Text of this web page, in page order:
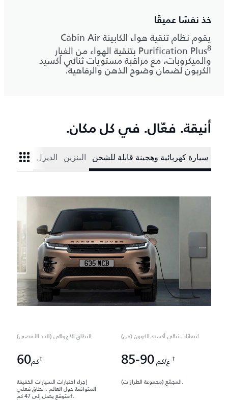
خذ نفسًا عميقًا
يقوم نظام تنقية هواء الكابينة Cabin Air
Purification Plus8 بتنقية الهواء من الغبار
والميكروبات، مع مراقبة مستويات ثنائي أكسيد
الكربون لضمان وضوح الذهن والرفاهية.
أنيقة. فعّال. في كل مكان.
سيارة كهربائية وهجينة قابلة للشحن البنزين الديزل
النطاق الكهربائي (الحد الأقصى)
60كم†
إجراء اختبارات السيارات الخفيفة
المتوائمة حول العالم . نطاق فعلي
متوقع يصل إلى 47 كم†.
انبعاثات ثنائي أكسيد الكربون (من)
85-90 †
المجمّع (مجموعة الطرازات).